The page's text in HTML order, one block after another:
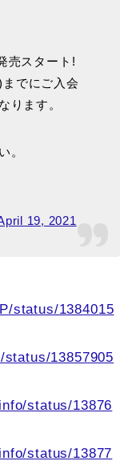
売スタート!
でにご入会
ります。
。
19, 2021
status/1384015
13857905
status/13876
status/13877